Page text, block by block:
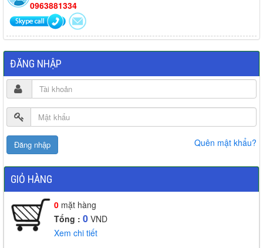
0963881334
ĐĂNG NHẬP
Quên mật khẩu?
GIỎ HÀNG
0 mặt hàng
Tổng : 0 VND
Xem chi tiết